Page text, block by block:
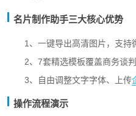
名片制作助手三大核心优势
1、一键导出高清图片，支持
2、7套精选模板覆盖商务谈
3、自由调整文字字体、上传
操作流程演示